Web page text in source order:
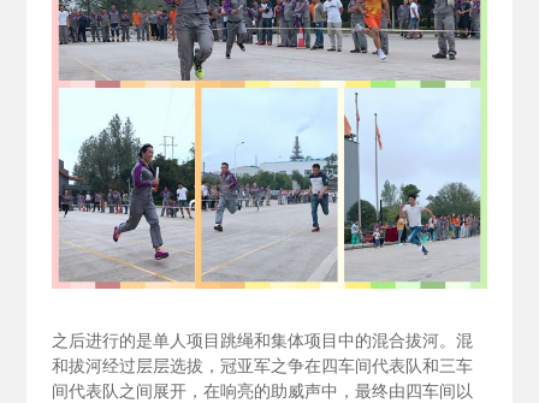
之后进行的是单人项目跳绳和集体项目中的混合拔河。混
和拔河经过层层选拔，冠亚军之争在四车间代表队和三车
间代表队之间展开，在响亮的助威声中，最终由四车间以